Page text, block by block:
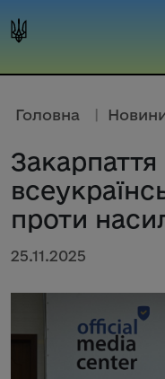
Головна |
проти
25.11.2025